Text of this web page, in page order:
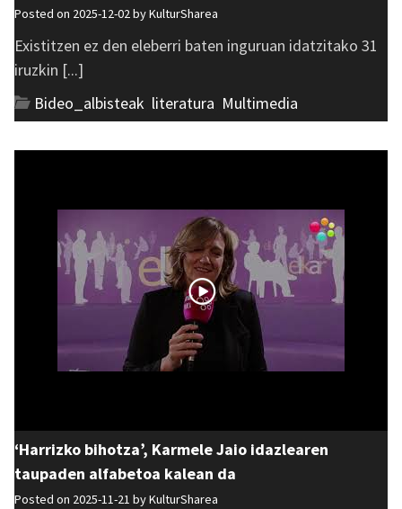
Posted on 2025-12-02 byKulturSharea
Existitzen ez den eleberri baten inguruan idatzitako 31
iruzkin [...]
Bideo_albisteak literatura Multimedia
‘Harrizko bihotza’, Karmele Jaio idazlearen
taupaden alfabetoa kalean da
Posted on 2025-11-21 byKulturSharea